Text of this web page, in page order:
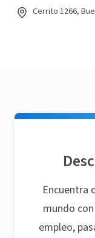
Cerrito 1266,
Encuentra
mundo
empleo,